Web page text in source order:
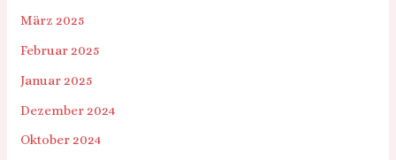
März 2025
Februar 2025
Januar 2025
Dezember 2024
Oktober 2024